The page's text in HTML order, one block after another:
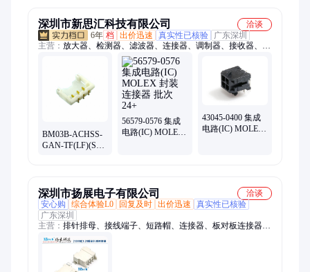
深圳市新思汇科技有限公司
洽谈
6年 档 出价迅速 真实性已核验
广东深圳
主营： 放大器、检测器、滤波器、连接器、调制器、接收器、衰
减器、解调器、变压器、合成器、收发器、偏置器、振荡器、
rfid天线、终端负载、隔直流器、微波射频、集成电路、同轴开
关、接入监控ic、频率综合器、便携式仪器、mcl电子开关、压控
均衡器、射频适配器、定向耦合器
BM03B-ACHSS-
GAN-TF(LF)(SN)
56579-0576 集成
电路(IC) MOLEX
43045-0400 集成
电路(IC) MOLEX
深圳市扬展电子有限公司
洽谈
安心购
综合体验L0 回复及时 出价迅速
真实性已核验
广东深圳
主营： 排针排母、接线端子、短路帽、连接器、板对板连接器、
汽车连接器、压排连接器、伺服连接器、TYPE C、排母、欧式
插座、FPC薄膜插座、轻触开关、USB